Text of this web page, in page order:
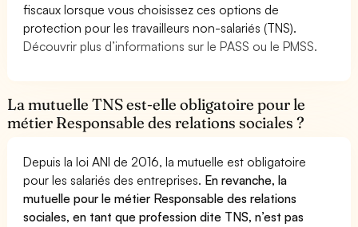
fiscaux lorsque vous choisissez ces options de
protection pour les travailleurs non-salariés (TNS).
Découvrir plus d’informations sur le PASS ou le PMSS.
La mutuelle TNS est-elle obligatoire pour le
métier Responsable des relations sociales ?
Depuis la loi ANI de 2016, la mutuelle est obligatoire
pour les salariés des entreprises. En revanche, la
mutuelle pour le métier Responsable des relations
sociales, en tant que profession dite TNS, n’est pas